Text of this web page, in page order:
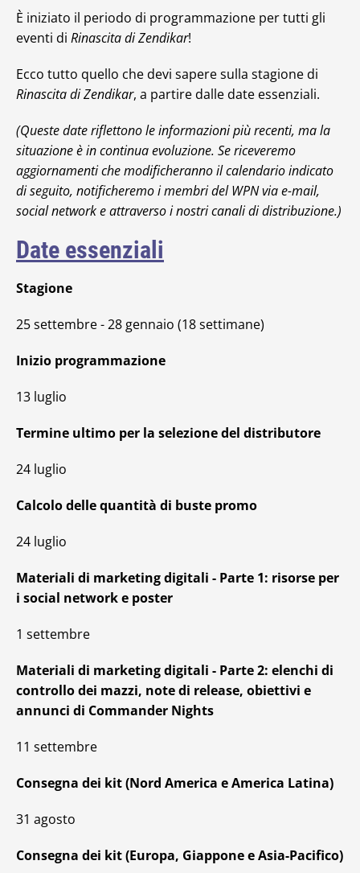
È iniziato il periodo di programmazione per tutti gli
eventi di Rinascita di Zendikar!
Ecco tutto quello che devi sapere sulla stagione di
Rinascita di Zendikar, a partire dalle date essenziali.
(Queste date riflettono le informazioni più recenti, ma la
situazione è in continua evoluzione. Se riceveremo
aggiornamenti che modificheranno il calendario indicato
di seguito, notificheremo i membri del WPN via e-mail,
social network e attraverso i nostri canali di distribuzione.)
Date essenziali
Stagione
25 settembre - 28 gennaio (18 settimane)
Inizio programmazione
13 luglio
Termine ultimo per la selezione del distributore
24 luglio
Calcolo delle quantità di buste promo
24 luglio
Materiali di marketing digitali - Parte 1: risorse per
i social network e poster
1 settembre
Materiali di marketing digitali - Parte 2: elenchi di
controllo dei mazzi, note di release, obiettivi e
annunci di Commander Nights
11 settembre
Consegna dei kit (Nord America e America Latina)
31 agosto
Consegna dei kit (Europa, Giappone e Asia-Pacifico)